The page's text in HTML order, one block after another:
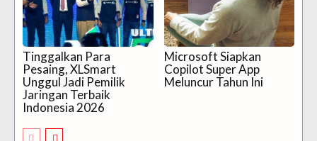
Tinggalkan Para
Pesaing, XLSmart
Unggul Jadi Pemilik
Jaringan Terbaik
Indonesia 2026
Microsoft Siapkan
Copilot Super App
Meluncur Tahun Ini